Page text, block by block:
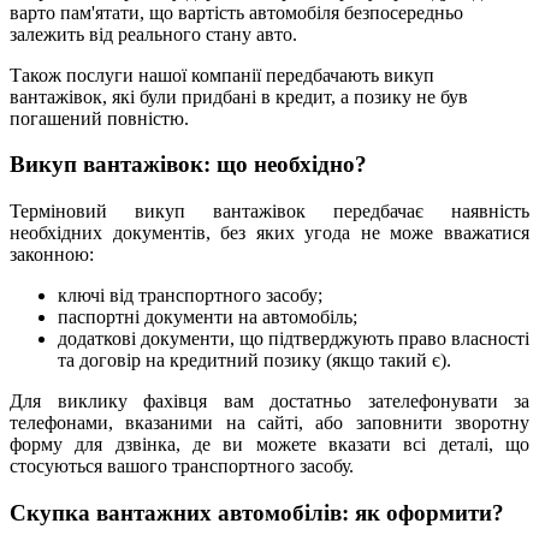
варто пам'ятати, що вартість автомобіля безпосередньо
залежить від реального стану авто.
Також послуги нашої компанії передбачають викуп
вантажівок, які були придбані в кредит, а позику не був
погашений повністю.
Викуп вантажівок: що необхідно?
Терміновий викуп вантажівок передбачає наявність
необхідних документів, без яких угода не може вважатися
законною:
ключі від транспортного засобу;
паспортні документи на автомобіль;
додаткові документи, що підтверджують право власності
та договір на кредитний позику (якщо такий є).
Для виклику фахівця вам достатньо зателефонувати за
телефонами, вказаними на сайті, або заповнити зворотну
форму для дзвінка, де ви можете вказати всі деталі, що
стосуються вашого транспортного засобу.
Скупка вантажних автомобілів: як оформити?